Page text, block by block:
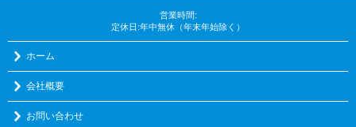
営業時間:
定休日:年中無休（年末年始除く）
ホーム
会社概要
お問い合わせ